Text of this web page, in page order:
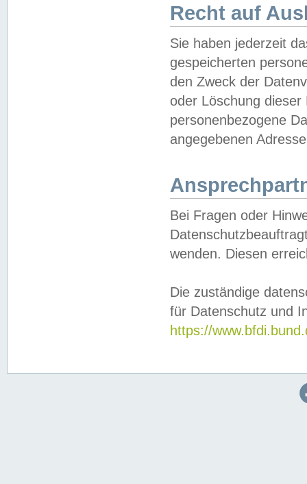
Recht auf
Sie haben jederzeit
gespeicherten
den Zweck der
oder Löschung
personenbezogene
angegebenen
Bei Fragen oder
wenden. Diesen
Die zuständige
für Datenschutz und
https://